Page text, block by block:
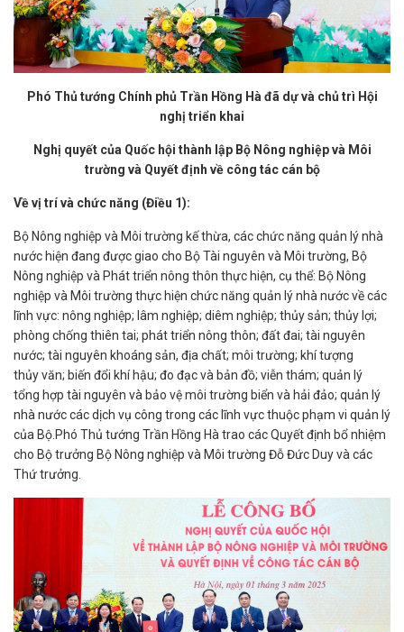
Phó Thủ tướng Chính phủ Trần Hồng Hà đã dự và chủ trì Hội
nghị triển khai
Nghị quyết của Quốc hội thành lập Bộ Nông nghiệp và Môi
trường và Quyết định về công tác cán bộ
Về vị trí và chức năng (Điều 1):
Bộ Nông nghiệp và Môi trường kế thừa, các chức năng quản lý nhà
nước hiện đang được giao cho Bộ Tài nguyên và Môi trường, Bộ
Nông nghiệp và Phát triển nông thôn thực hiện, cụ thể: Bộ Nông
nghiệp và Môi trường thực hiện chức năng quản lý nhà nước về các
lĩnh vực: nông nghiệp; lâm nghiệp; diêm nghiệp; thủy sản; thủy lợi;
phòng chống thiên tai; phát triển nông thôn; đất đai; tài nguyên
nước; tài nguyên khoáng sản, địa chất; môi trường; khí tượng
thủy văn; biến đổi khí hậu; đo đạc và bản đồ; viễn thám; quản lý
tổng hợp tài nguyên và bảo vệ môi trường biển và hải đảo; quản lý
nhà nước các dịch vụ công trong các lĩnh vực thuộc phạm vi quản lý
của Bộ. Phó Thủ tướng Trần Hồng Hà trao các Quyết định bổ nhiệm
cho Bộ trưởng Bộ Nông nghiệp và Môi trường Đỗ Đức Duy và các
Thứ trưởng.